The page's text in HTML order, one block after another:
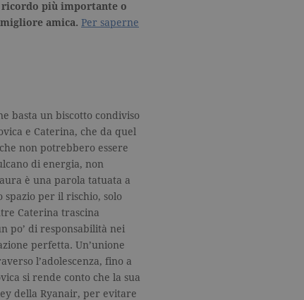
più importante o
amica. Per saperne
basta un biscotto condiviso
e Caterina, che da quel
non potrebbero essere
di energia, non
è una parola tatuata a
spazio per il rischio, solo
Caterina trascina
po’ di responsabilità nei
perfetta. Un’unione
l’adolescenza, fino a
si rende conto che la sua
della Ryanair, per evitare